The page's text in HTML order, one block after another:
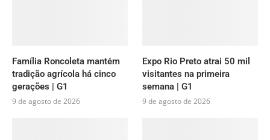
Família Roncoleta mantém
tradição agrícola há cinco
gerações | G1
9 de agosto de 2026
Expo Rio Preto atrai 50 mil
visitantes na primeira
semana | G1
9 de agosto de 2026